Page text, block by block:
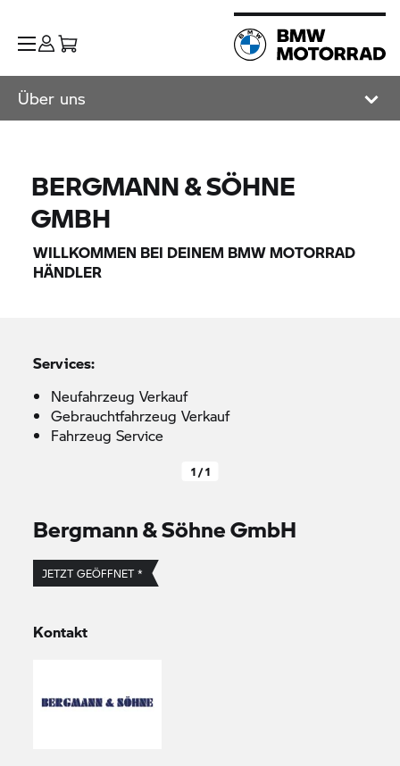
Über uns
BERGMANN & SÖHNE
GMBH
WILLKOMMEN BEI DEINEM BMW MOTORRAD
HÄNDLER
Services:
Neufahrzeug Verkauf
Gebrauchtfahrzeug Verkauf
Fahrzeug Service
1 / 1
Bergmann & Söhne GmbH
JETZT GEÖFFNET *
Kontakt